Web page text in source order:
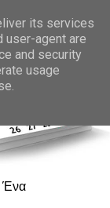
Ένα
its services
user-agent are
and security
usage